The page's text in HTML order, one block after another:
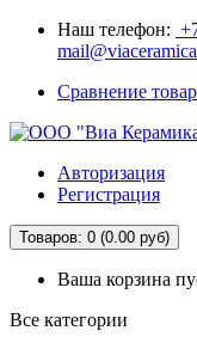
Наш телефон:
Сравнение
Авторизация
Регистрация
Товаров: 0 (0.00 руб)
Ваша корзина
Все категории